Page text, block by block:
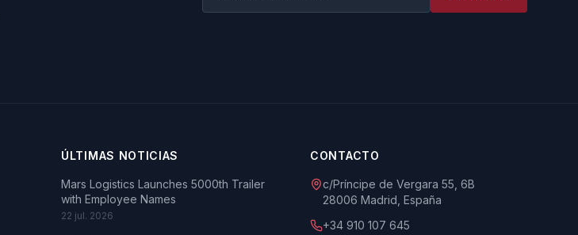
ÚLTIMAS NOTICIAS
Mars Logistics Launches 5000th Trailer
with Employee Names
22 jul. 2026
CONTACTO
c/Príncipe de Vergara 55, 6B
28006 Madrid, España
+34 910 107 645